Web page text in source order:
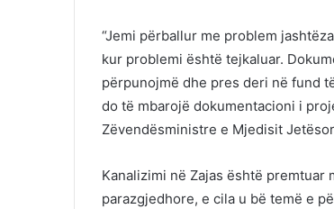
“Jemi përballur me problem
kur problemi është tejkaluar.
përpunojmë dhe pres deri në fund
do të mbarojë dokumentacioni i
Zëvendësministre e Mjedisit
Kanalizimi në Zajas është premtuar
parazgjedhore, e cila u bë temë e